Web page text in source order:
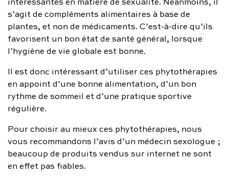
s’agit de compléments alimentaires à base de
plantes, et non de médicaments. C’est-à-dire qu’ils
favorisent un bon état de santé général, lorsque
l’hygiène de vie globale est bonne.
Il est donc intéressant d’utiliser ces phytothérapies
en appoint d’une bonne alimentation, d’un bon
rythme de sommeil et d’une pratique sportive
régulière.
Pour choisir au mieux ces phytothérapies, nous
vous recommandons l’avis d’un médecin sexologue ;
beaucoup de produits vendus sur internet ne sont
en effet pas fiables.